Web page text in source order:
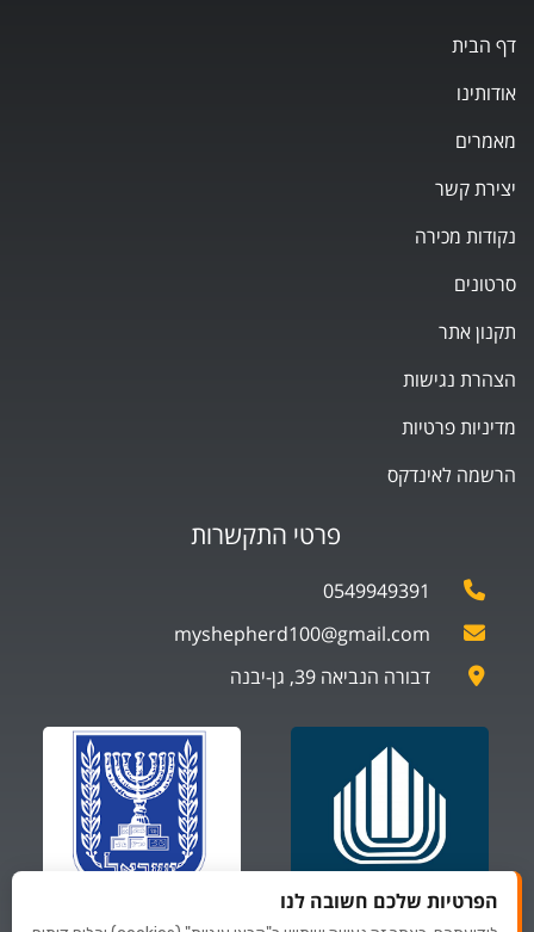
פרטי התקשרות
0549949391
myshepherd100@gmail.com
דבורה הנביאה 39, גן-יבנה
דף הבית
אודותינו
מאמרים
יצירת קשר
נקודות מכירה
סרטונים
תקנון אתר
הצהרת נגישות
מדיניות פרטיות
הרשמה לאינדקס
הפרטיות שלכם חשובה לנו